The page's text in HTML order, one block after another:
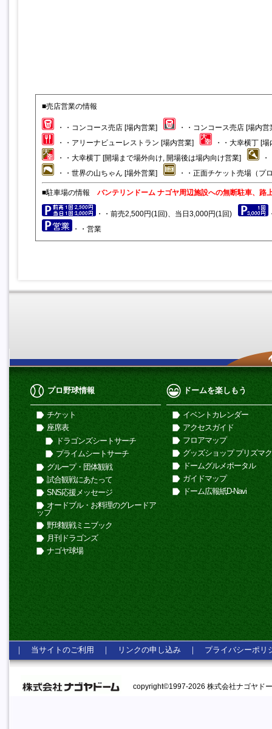
■売店営業の情報
・・コンコース売店 [場内営業] ・・コンコース売店 [場内
・・アリーナビューレストラン [場内営業] ・・大幸横丁 [場
・・大幸横丁 [開場まで場外向け, 開場後は場内向け営業]
・・世界の山ちゃん [場外営業] ・・正面チケット売場（プ
■駐車場の情報 バンテリンドーム ナゴヤ周辺施設への無断駐車、路
・・前売2,500円(1回)、当日3,000円(1回)
・・営業
プロ野球情報
チケット
座席表
ドラゴンズシートサーチ
プライムシートサーチ
グループ・団体観戦
試合観戦にあたって
SNS応援メッセージ
オードブル・お料理のグレードア
ップ
野球観戦ミニブック
月刊ドラゴンズ
ナゴヤ球場
ドームを楽しもう
イベントカレンダー
アクセスガイド
フロアマップ
グッズショップ プリズマ
ドームグルメポータル
ガイドマップ
ドーム広報紙D-Navi
｜ 当サイトのご利用 ｜ リンクの申し込み ｜ プライバシーポリ
copyright©1997-2026 株式会社ナゴヤド